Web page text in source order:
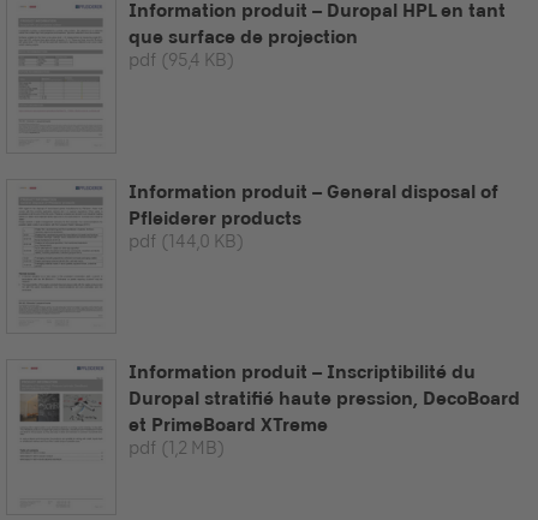
Information produit – Duropal HPL en tant
que surface de projection
pdf (95,4 KB)
Information produit – General disposal of
Pfleiderer products
pdf (144,0 KB)
Information produit – Inscriptibilité du
Duropal stratifié haute pression, DecoBoard
et PrimeBoard XTreme
pdf (1,2 MB)